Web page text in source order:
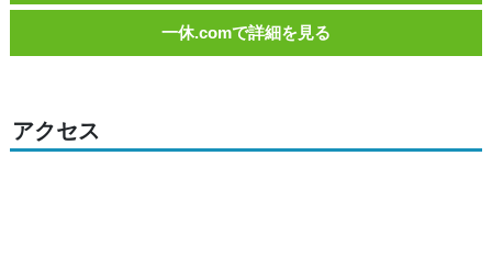
一休.comで詳細を見る
アクセス